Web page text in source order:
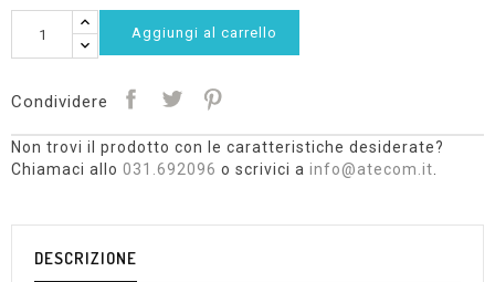
Aggiungi al carrello
Condividere
Non trovi il prodotto con le caratteristiche desiderate?
Chiamaci allo 031.692096 o scrivici a info@atecom.it
DESCRIZIONE